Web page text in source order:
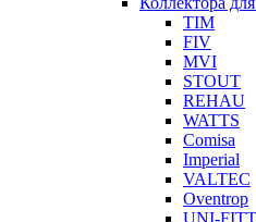
TIM
FIV
MVI
STOUT
REHAU
WATTS
Comisa
Imperial
VALTEC
Oventrop
UNI-FITT